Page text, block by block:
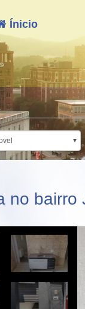
Ínicio
no bairro